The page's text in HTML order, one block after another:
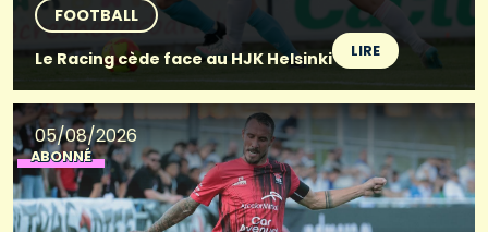
FOOTBALL
Le Racing cède face au HJK Helsinki
LIRE
05/08/2026
ABONNÉ